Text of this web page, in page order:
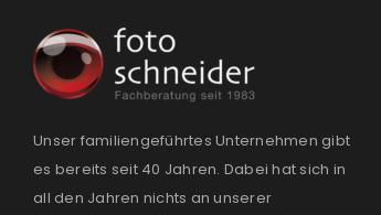
Unser familiengeführtes Unternehmen gibt
es bereits seit 40 Jahren. Dabei hat sich in
all den Jahren nichts an unserer